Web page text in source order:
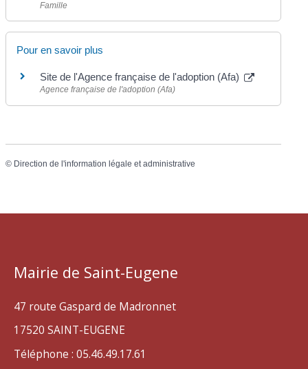
Famille
Pour en savoir plus
Site de l'Agence française de l'adoption (Afa)
Agence française de l'adoption (Afa)
© Direction de l'information légale et administrative
Mairie de Saint-Eugene
47 route Gaspard de Madronnet
17520 SAINT-EUGENE
Téléphone : 05.46.49.17.61